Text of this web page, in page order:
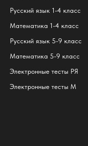
Русский язык 1-4 класс
Математика 1-4 класс
Русский язык 5-9 класс
Математика 5-9 класс
Электронные тесты РЯ
Электронные тесты М